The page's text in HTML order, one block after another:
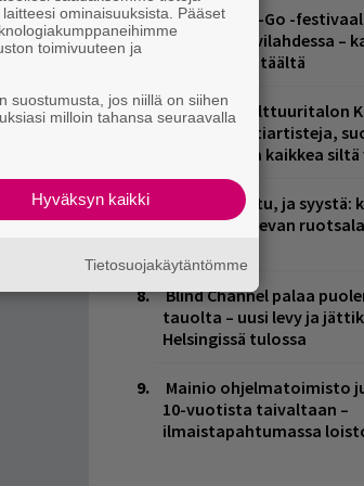
Jytäkesä Go-Go -
Helsingin Suvilahdessa –
kuvagalleria täältä
Helsingin Kulttuuritalon
tarjoaa kulttiartisteja,
osaamista ja kaikkea
Kent mainittu, ja syystä:
nosteessa olevan
Blind Channel palaa
tauolta – uusi levy ja
Helsingissä tulossa
Mainio ohjelmatoimisto
10-vuotista taivaltaan –
ilmaistapahtumassa
ominaisuuksista. Pääset
toimivuuteen ja
suostumusta, jos niillä on siihen
milloin tahansa seuraavalla
Hyväksyn kaikki
Tietosuojakäytäntömme